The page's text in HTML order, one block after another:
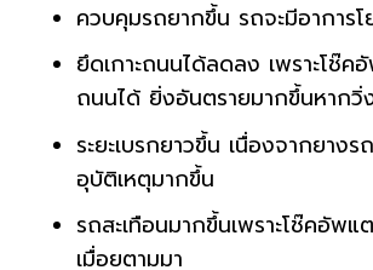
ควบคุมรถยากขึ้น รถจะมีอาการ
ยึดเกาะถนนได้ลดลง เพราะโช๊
ถนนได้ ยิ่งอันตรายมากขึ้นหาก
ระยะเบรกยาวขึ้น เนื่องจากยาง
อุบัติเหตุมากขึ้น
รถสะเทือนมากขึ้นเพราะโช๊คอัพ
เมื่อยตามมา